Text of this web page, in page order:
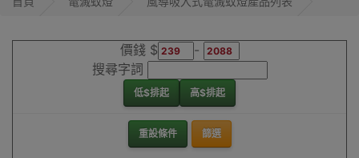
價錢 $
-
搜尋字詞
低$排起 高$排起
重設條件 篩選